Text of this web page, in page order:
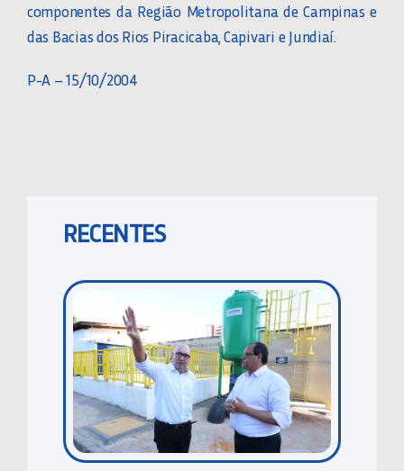
componentes da Região Metropolitana de Campinas e
das Bacias dos Rios Piracicaba, Capivari e Jundiaí.
P-A – 15/10/2004
RECENTES